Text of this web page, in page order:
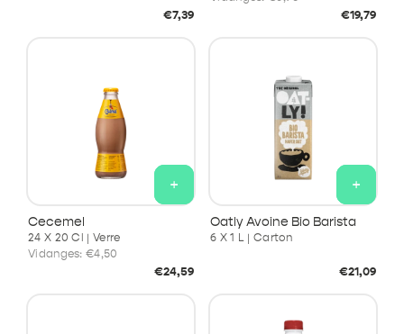
Prix
€7,39
Prix
€19,79
+
Cecemel
24 X 20 Cl | Verre
Vidanges: €4,50
Prix
€24,59
+
Oatly Avoine Bio Barista
6 X 1 L | Carton
Prix
€21,09